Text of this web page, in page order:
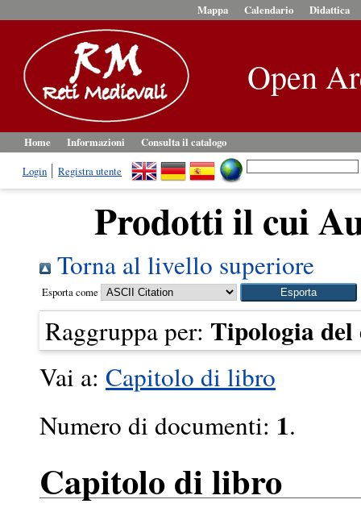
Mappa Calendario Didattica
Open
Home Informazioni
Consulta il catalogo
Login
Registra utente
Prodotti il cui
Torna al livello superiore
Esporta come
Raggruppa per: Tipologia del
Vai a: Capitolo di libro
Numero di documenti: 1.
Capitolo di libro